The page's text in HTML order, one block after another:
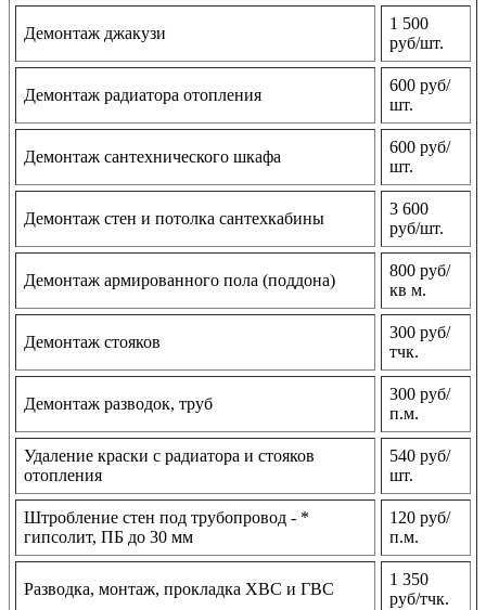
Демонтаж джакузи
1 500
руб/шт.
Демонтаж радиатора отопления
600 руб/
шт.
Демонтаж сантехнического шкафа
600 руб/
шт.
Демонтаж стен и потолка сантехкабины
3 600
руб/шт.
Демонтаж армированного пола (поддона)
800 руб/
кв м.
Демонтаж стояков
300 руб/
тчк.
Демонтаж разводок, труб
300 руб/
п.м.
Удаление краски с радиатора и стояков
отопления
540 руб/
шт.
Штробление стен под трубопровод - *
гипсолит, ПБ до 30 мм
120 руб/
п.м.
Разводка, монтаж, прокладка ХВС и ГВС
1 350
руб/тчк.